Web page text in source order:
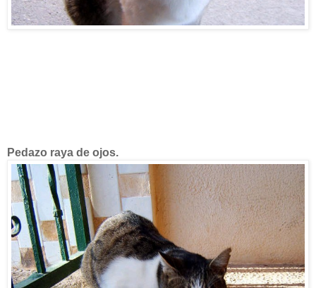
Pedazo raya de ojos.